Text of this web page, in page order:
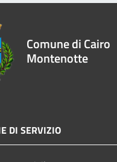
Comune di Cairo
Montenotte
DI SERVIZIO